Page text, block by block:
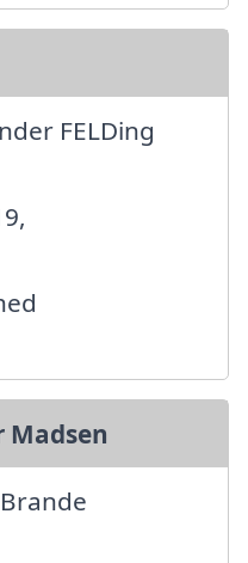
FELDing
Madsen